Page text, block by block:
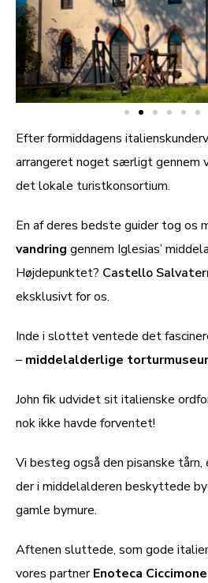
Efter formiddagens
arrangeret noget særligt gennem
det lokale turistkonsortium.
En af deres bedste guider tog os
vandring gennem Iglesias’
Højdepunktet? Castello
eksklusivt for os.
Inde i slottet ventede det
– middelalderlige
John fik udvidet sit italienske
nok ikke havde forventet!
Vi besteg også den pisanske
der i middelalderen beskyttede
gamle bymure.
Aftenen sluttede, som gode
vores partnerEnoteca